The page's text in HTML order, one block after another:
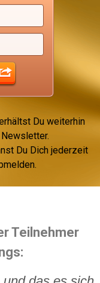
Du weiterhin
Du Dich jederzeit
Teilnehmer